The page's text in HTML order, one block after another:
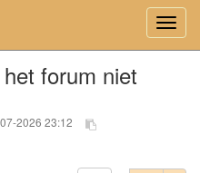
forum niet
2026 23:12